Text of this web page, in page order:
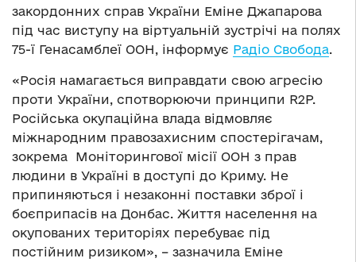
закордонних справ України Еміне Джапарова
під час виступу на віртуальній зустрічі на полях
75-ї Генасамблеї ООН, інформує Радіо Свобода.
«Росія намагається виправдати свою агресію
проти України, спотворюючи принципи R2P.
Російська окупаційна влада відмовляє
міжнародним правозахисним спостерігачам,
зокрема Моніторингової місії ООН з прав
людини в Україні в доступі до Криму. Не
припиняються і незаконні поставки зброї і
боєприпасів на Донбас. Життя населення на
окупованих територіях перебуває під
постійним ризиком», – зазначила Еміне